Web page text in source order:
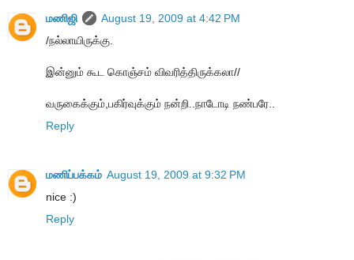
மணிஜி
August 19, 2009 at 4:42 PM
/நல்லாயிருக்கு.
இன்னும் கூட கொஞ்சம் விவரித்திருக்கலா//
வருகைக்கும்,பகிர்வுக்கும் நன்றி..நாடோடி நண்பரே..
Reply
மணிப்பக்கம் August 19, 2009 at 9:32 PM
nice :)
Reply